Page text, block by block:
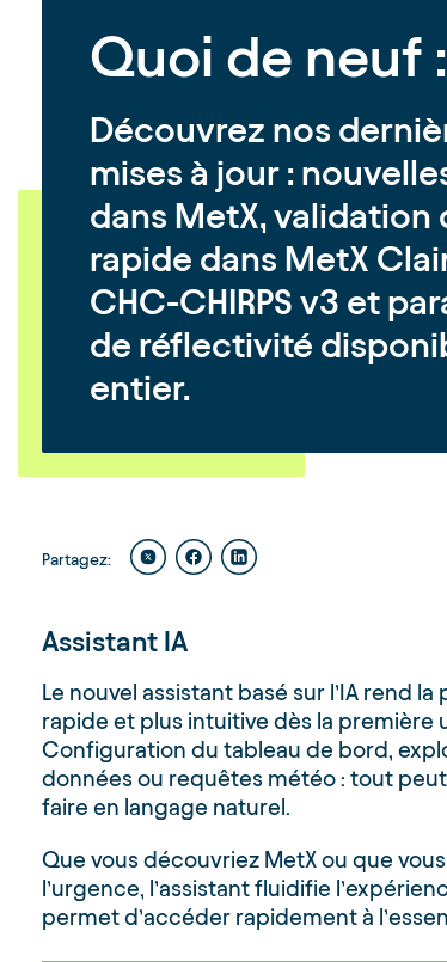
Quoi de neuf
Découvrez nos
mises à jour :
dans MetX, validation
rapide dans MetX
CHC-CHIRPS v3 et
de réflectivité
entier.
Partagez:
Assistant IA
Le nouvel assistant basé sur l’IA rend
rapide et plus intuitive dès la première
Configuration du tableau de bord,
données ou requêtes météo : tout
faire en langage naturel.
Que vous découvriez MetX ou que
l’urgence, l’assistant fluidifie
permet d’accéder rapidement à